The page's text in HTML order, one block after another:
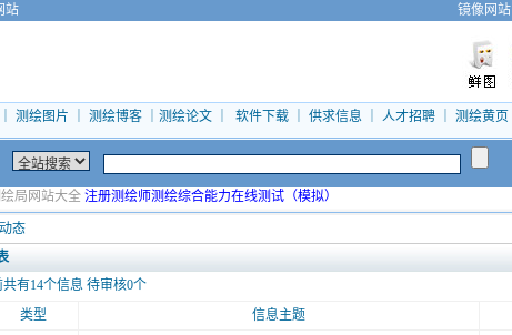
站 镜像网站
测绘图片 测绘博客｜ 测绘论文｜ 软件下载｜ 供求信息｜ 人才招聘｜ 测绘黄页
局网站大全 注册测绘师测绘综合能力在线测试（模拟）
态
有14个信息 待审核0个
类型 信息主题